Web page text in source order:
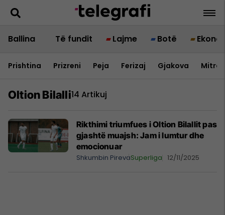
Ballina Të fundit Lajme Botë
Prishtina Prizreni Peja Ferizaj Gjakova
Oltion Bilalli14 Artikuj
Rikthimi triumfues i Oltion Bilallit pas
gjashtë muajsh: Jam i lumtur dhe
emocionuar
Shkumbin PirevaSuperliga 12/11/2025